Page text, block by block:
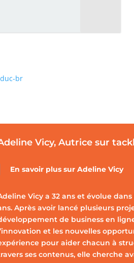
br
Vicy, Autrice sur
En savoir plus surAdeline Vicy
Vicy a 32 ans et évolue
Après avoir lancé plusieurs
de business en
et les nouvelles
pour aider chacun à
ses contenus, elle cherche